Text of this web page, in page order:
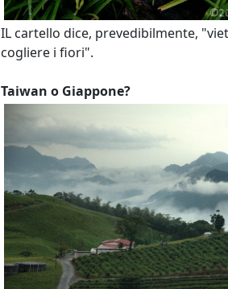
IL cartello dice, prevedibilmente,
cogliere i fiori".
Taiwan o Giappone?